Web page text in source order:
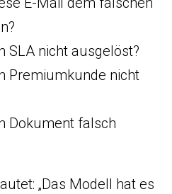
SLA nicht ausgelöst?
Premiumkunde nicht
Dokument falsch
„Das Modell hat es